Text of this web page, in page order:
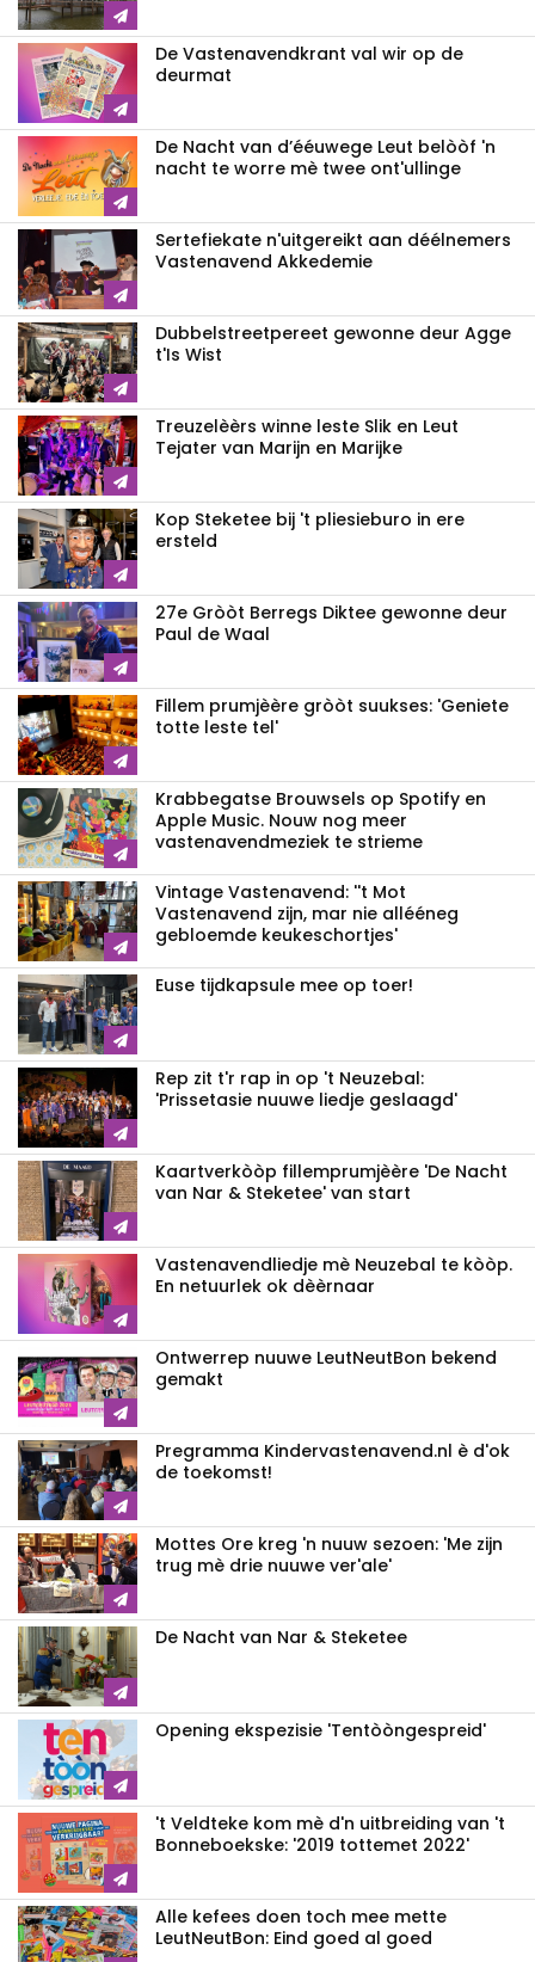
De Vastenavendkrant val wir op de
deurmat
De Nacht van d’ééuwege Leut belòòf 'n
nacht te worre mè twee ont'ullinge
Sertefiekate n'uitgereikt aan déélnemers
Vastenavend Akkedemie
Dubbelstreetpereet gewonne deur Agge
t'Is Wist
Treuzelèèrs winne leste Slik en Leut
Tejater van Marijn en Marijke
Kop Steketee bij 't pliesieburo in ere
ersteld
27e Gròòt Berregs Diktee gewonne deur
Paul de Waal
Fillem prumjèère gròòt suukses: 'Geniete
totte leste tel'
Krabbegatse Brouwsels op Spotify en
Apple Music. Nouw nog meer
vastenavendmeziek te strieme
Vintage Vastenavend: ''t Mot
Vastenavend zijn, mar nie allééneg
gebloemde keukeschortjes'
Euse tijdkapsule mee op toer!
Rep zit t'r rap in op 't Neuzebal:
'Prissetasie nuuwe liedje geslaagd'
Kaartverkòòp fillemprumjèère 'De Nacht
van Nar & Steketee' van start
Vastenavendliedje mè Neuzebal te kòòp.
En netuurlek ok dèèrnaar
Ontwerrep nuuwe LeutNeutBon bekend
gemakt
Pregramma Kindervastenavend.nl è d'ok
de toekomst!
Mottes Ore kreg 'n nuuw sezoen: 'Me zijn
trug mè drie nuuwe ver'ale'
De Nacht van Nar & Steketee
Opening ekspezisie 'Tentòòngespreid'
't Veldteke kom mè d'n uitbreiding van 't
Bonneboekske: '2019 tottemet 2022'
Alle kefees doen toch mee mette
LeutNeutBon: Eind goed al goed